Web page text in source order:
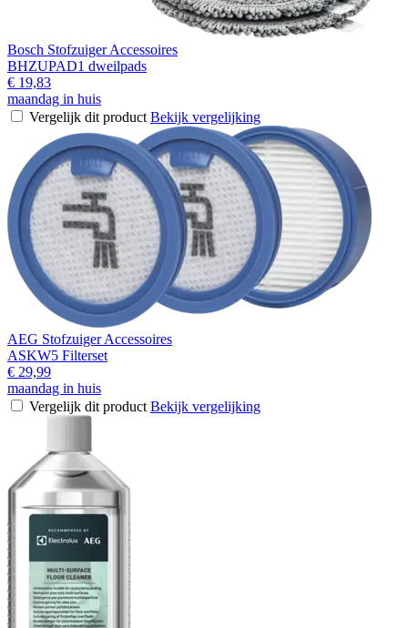
Bosch Stofzuiger Accessoires
BHZUPAD1 dweilpads
€ 19,83
maandag in huis
Vergelijk dit product Bekijk vergelijking
AEG Stofzuiger Accessoires
ASKW5 Filterset
€ 29,99
maandag in huis
Vergelijk dit product Bekijk vergelijking